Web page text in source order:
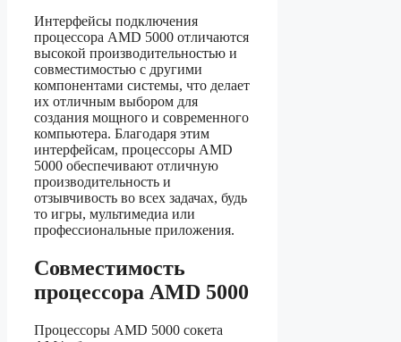
Интерфейсы подключения
процессора AMD 5000 отличаются
высокой производительностью и
совместимостью с другими
компонентами системы, что делает
их отличным выбором для
создания мощного и современного
компьютера. Благодаря этим
интерфейсам, процессоры AMD
5000 обеспечивают отличную
производительность и
отзывчивость во всех задачах, будь
то игры, мультимедиа или
профессиональные приложения.
Совместимость
процессора AMD 5000
Процессоры AMD 5000 сокета